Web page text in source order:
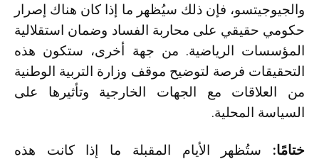
والجيوجيتسو، فإن ذلك سيُظهر ما إذا كان هناك إصرار
حكومي حقيقي على محاربة الفساد وضمان استقلالية
المؤسسات الرياضية. من جهة أخرى، ستكون هذه
التحقيقات فرصة لتوضيح موقف وزارة التربية الوطنية
من العلاقات مع الجهات الخارجية وتأثيرها على
السياسة المحلية.
ختامًا: ستُظهر الأيام المقبلة ما إذا كانت هذه